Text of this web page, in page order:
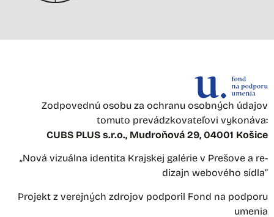
Zodpovednú osobu za ochranu osobných údajov
tomuto prevádzkovateľovi vykonáva:
CUBS PLUS s.r.o., Mudroňová 29, 04001 Košice
„Nová vizuálna identita Krajskej galérie v Prešove a re-
dizajn webového sídla“
Projekt z verejných zdrojov podporil Fond na podporu
umenia